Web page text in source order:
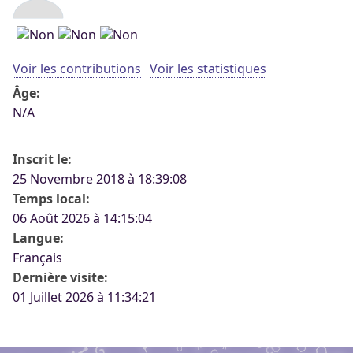
Voir les contributions Voir les statistiques
Âge:
N/A
Inscrit le:
25 Novembre 2018 à 18:39:08
Temps local:
06 Août 2026 à 14:15:04
Langue:
Français
Dernière visite:
01 Juillet 2026 à 11:34:21